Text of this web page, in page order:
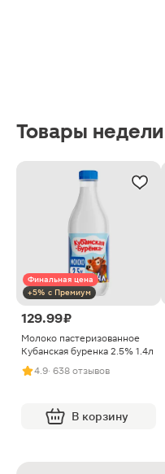
Товары недели
Финальная цена
+5% с Премиум
129.99 ₽
Молоко пастеризованное
Кубанская буренка 2.5% 1.4л
4.9· 638 отзывов
В корзину